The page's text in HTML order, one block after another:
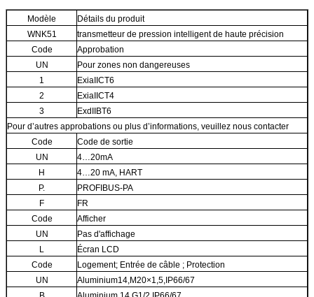
Modèle
Détails du produit
WNK51
transmetteur de pression intelligent de haute précision
Code
Approbation
UN
Pour zones non dangereuses
1
ExiaIICT6
2
ExiaIICT4
3
ExdIIBT6
Pour d’autres approbations ou plus d’informations, veuillez nous contacter
Code
Code de sortie
UN
4…20mA
H
4…20 mA, HART
P.
PROFIBUS-PA
F
FR
Code
Afficher
UN
Pas d'affichage
L
Écran LCD
Code
Logement; Entrée de câble ; Protection
UN
Aluminium14,M20×1,5,IP66/67